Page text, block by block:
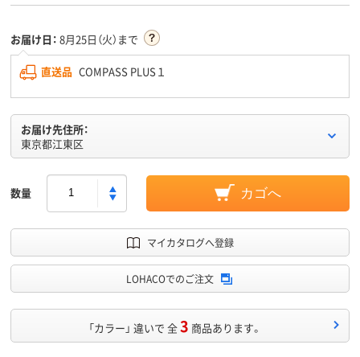
お届け日： 8月25日（火）まで
直送品 COMPASS PLUS１
お届け先住所：
東京都江東区
数量 カゴへ
マイカタログへ登録
LOHACOでのご注文
「カラー」 違いで 全3 商品あります。